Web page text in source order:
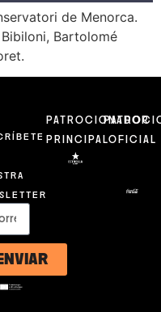
de Menorca.
Bartolomé
PATROCIONADOR
PRINCIPALOFICIAL